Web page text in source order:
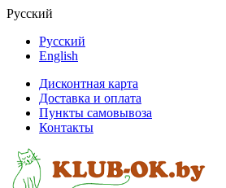
Русский
Русский
English
Дисконтная карта
Доставка и оплата
Пункты самовывоза
Контакты